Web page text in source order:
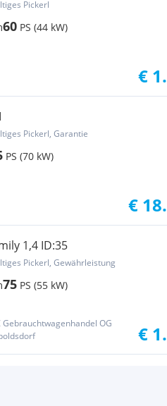
Pickerl
60 PS (44 kW)
€
Pickerl, Garantie
PS (70 kW)
€
1,4 ID:35
Pickerl, Gewährleistung
75 PS (55 kW)
Gebrauchtwagenhandel OG
€